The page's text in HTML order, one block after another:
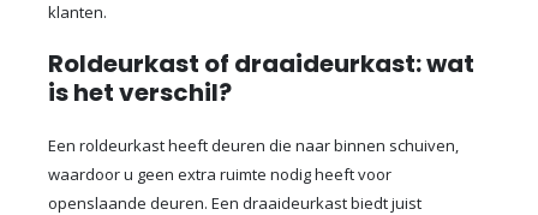
klanten.
Roldeurkast of draaideurkast: wat
is het verschil?
Een roldeurkast heeft deuren die naar binnen schuiven,
waardoor u geen extra ruimte nodig heeft voor
openslaande deuren. Een draaideurkast biedt juist